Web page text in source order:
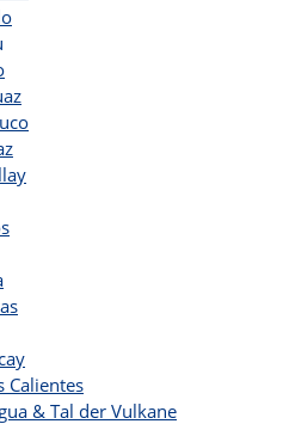
Calientes
& Tal der Vulkane